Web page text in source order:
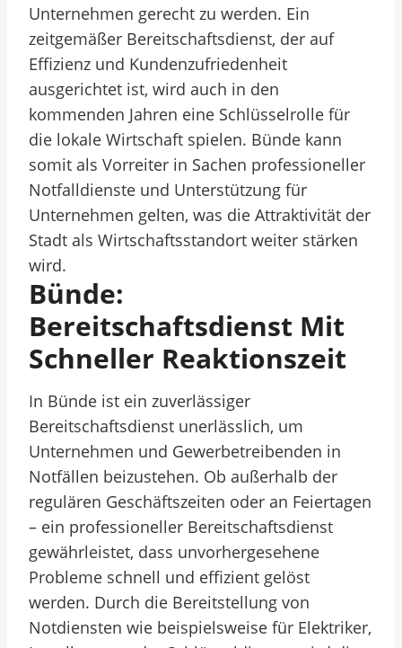
Unternehmen gerecht zu werden. Ein
zeitgemäßer Bereitschaftsdienst, der auf
Effizienz und Kundenzufriedenheit
ausgerichtet ist, wird auch in den
kommenden Jahren eine Schlüsselrolle für
die lokale Wirtschaft spielen. Bünde kann
somit als Vorreiter in Sachen professioneller
Notfalldienste und Unterstützung für
Unternehmen gelten, was die Attraktivität der
Stadt als Wirtschaftsstandort weiter stärken
wird.
Bünde:
Bereitschaftsdienst Mit
Schneller Reaktionszeit
In Bünde ist ein zuverlässiger
Bereitschaftsdienst unerlässlich, um
Unternehmen und Gewerbetreibenden in
Notfällen beizustehen. Ob außerhalb der
regulären Geschäftszeiten oder an Feiertagen
– ein professioneller Bereitschaftsdienst
gewährleistet, dass unvorhergesehene
Probleme schnell und effizient gelöst
werden. Durch die Bereitstellung von
Notdiensten wie beispielsweise für Elektriker,